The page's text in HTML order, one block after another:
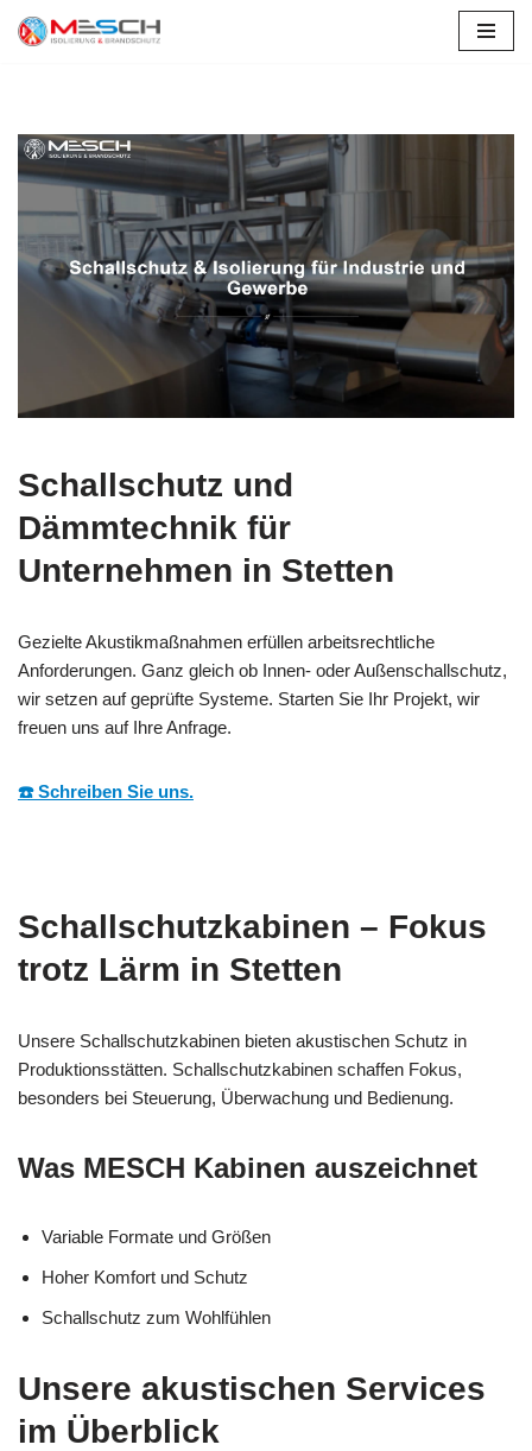
Schallschutz und
Dämmtechnik für
Unternehmen in Stetten
Gezielte Akustikmaßnahmen erfüllen arbeitsrechtliche
Anforderungen. Ganz gleich ob Innen- oder Außenschallschutz,
wir setzen auf geprüfte Systeme. Starten Sie Ihr Projekt, wir
freuen uns auf Ihre Anfrage.
☎️ Schreiben Sie uns.
Schallschutzkabinen – Fokus
trotz Lärm in Stetten
Unsere Schallschutzkabinen bieten akustischen Schutz in
Produktionsstätten. Schallschutzkabinen schaffen Fokus,
besonders bei Steuerung, Überwachung und Bedienung.
Was MESCH Kabinen auszeichnet
Variable Formate und Größen
Hoher Komfort und Schutz
Schallschutz zum Wohlfühlen
Unsere akustischen Services
im Überblick